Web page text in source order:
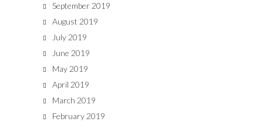
September 2019
August 2019
July 2019
June 2019
May 2019
April 2019
March 2019
February 2019